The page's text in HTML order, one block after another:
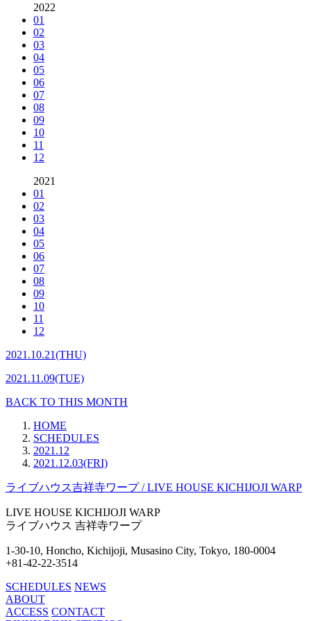
2022
01
02
03
04
05
06
07
08
09
10
11
12
2021
01
02
03
04
05
06
07
08
09
10
11
12
2021.10.21(THU)
2021.11.09(TUE)
BACK TO THIS MONTH
HOME
SCHEDULES
2021.12
2021.12.03(FRI)
ライブハウス吉祥寺ワープ / LIVE HOUSE KICHIJOJI WARP
LIVE HOUSE KICHIJOJI WARP
ライブハウス 吉祥寺ワープ
1-30-10, Honcho, Kichijoji, Musasino City, Tokyo, 180-0004
+81-42-22-3514
SCHEDULES NEWS
ABOUT
ACCESS CONTACT